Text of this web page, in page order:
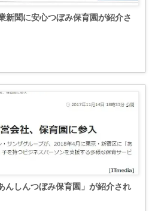
新聞に安心つぼみ保育園が紹介さ
んしんつぼみ保育園」が紹介され